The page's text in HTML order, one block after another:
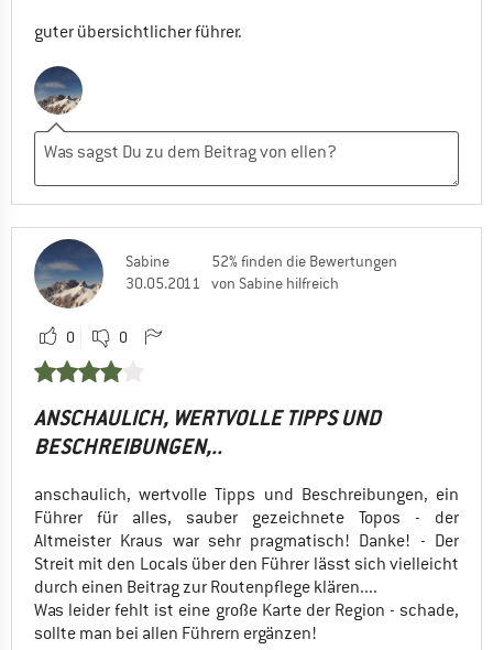
guter übersichtlicher führer.
Sabine
30.05.2011
52% finden die Bewertungen
von Sabine hilfreich
0 0
ANSCHAULICH, WERTVOLLE TIPPS UND
BESCHREIBUNGEN,..
anschaulich, wertvolle Tipps und Beschreibungen, ein
Führer für alles, sauber gezeichnete Topos - der
Altmeister Kraus war sehr pragmatisch! Danke! - Der
Streit mit den Locals über den Führer lässt sich vielleicht
durch einen Beitrag zur Routenpflege klären....
Was leider fehlt ist eine große Karte der Region - schade,
sollte man bei allen Führern ergänzen!